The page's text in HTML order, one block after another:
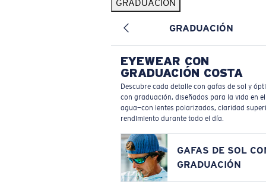
GRADUACIÓN
GRADUACIÓN
EYEWEAR CON
GRADUACIÓN COSTA
Descubre cada detalle con gafas de sol y
con graduación, diseñados para la vida en el
agua—con lentes polarizados, claridad
rendimiento durante todo el día.
GAFAS DE SOL
GRADUACIÓN